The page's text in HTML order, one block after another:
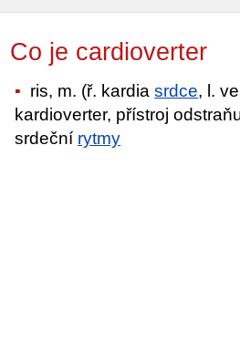
Co je cardioverter
ris, m. (ř. kardiasrdce, l.
kardioverter, přístroj
srdeční rytmy